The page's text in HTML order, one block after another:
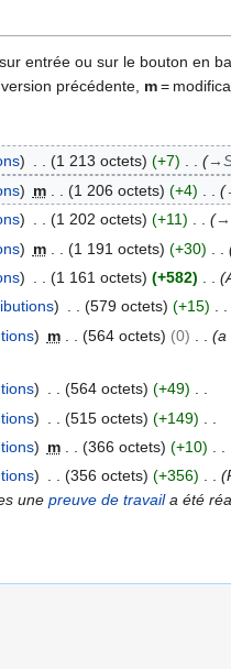
entrée ou sur le bouton en
précédente, m=
1 213 octets +7 →
m 1 206 octets +4
1 202 octets +11 →
m 1 191 octets +30
1 161 octets +582
579 octets +15
m 564 octets 0 a
564 octets
+49
515 octets
+149
m 366 octets
+10
356 octets +356
unepreuve de travaila été